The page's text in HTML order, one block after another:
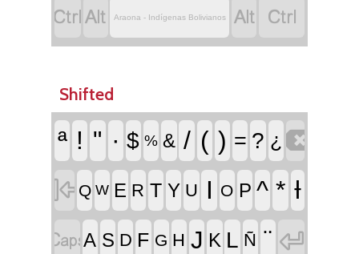
 Araona - Indígenas Bolivianos  
Shifted
ª ! " · $ % & / ( ) = ? ¿
 Q W E R T Y U I O P ^ * Ɨ
A S D F G H J K L Ñ ¨ 